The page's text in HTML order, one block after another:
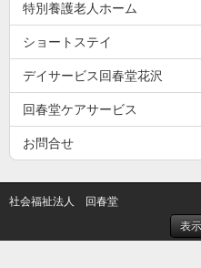
特別養護老人ホーム
ショートステイ
デイサービス回春堂花沢
回春堂ケアサービス
お問合せ
社会福祉法人 回春堂
表